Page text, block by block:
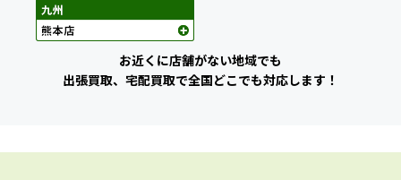
お近くに店舗がない地域でも
出張買取、宅配買取で全国どこでも対応します！